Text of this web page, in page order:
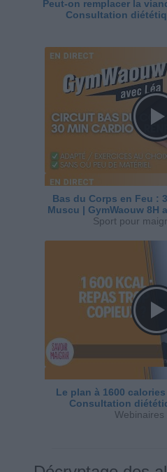
Peut-on remplacer la
Consultation
Bas du Corps en Feu :
Muscu | GymWaouw 8H
Sport pour
Le plan à 1600
Consultation
Webinaires